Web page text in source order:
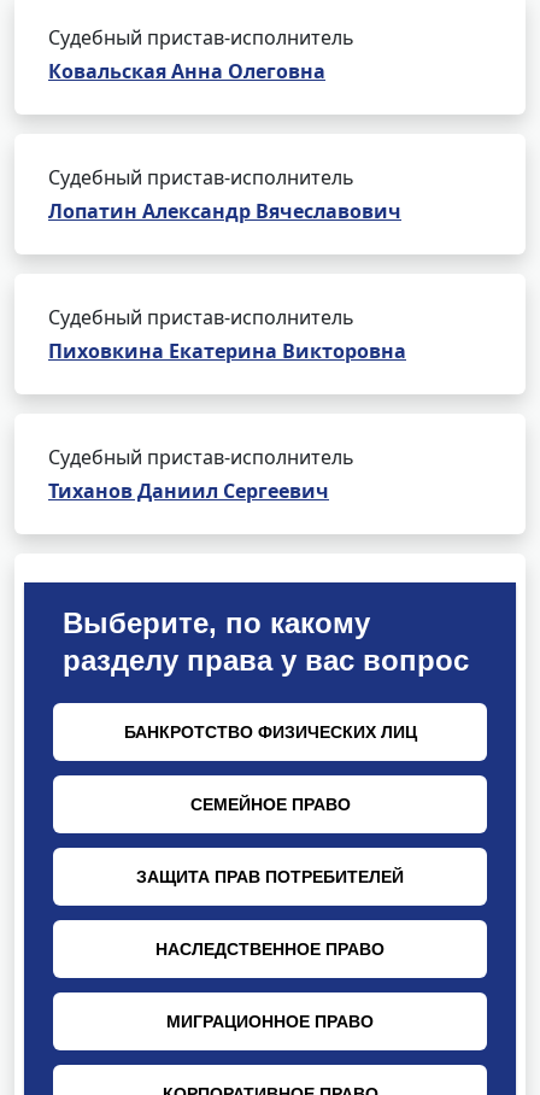
Судебный пристав-исполнитель
Ковальская Анна Олеговна
Судебный пристав-исполнитель
Лопатин Александр Вячеславович
Судебный пристав-исполнитель
Пиховкина Екатерина Викторовна
Судебный пристав-исполнитель
Тиханов Даниил Сергеевич